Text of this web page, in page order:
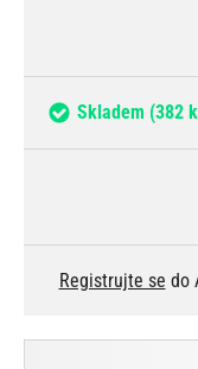
Skladem (382
Registrujte se do